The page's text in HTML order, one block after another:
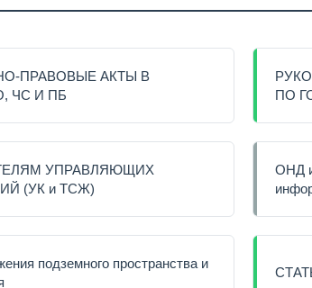
ПРАВОВЫЕ АКТЫ В
ЧС И ПБ
ПО
УПРАВЛЯЮЩИХ
(УК и ТСЖ)
ОНД
подземного пространства и